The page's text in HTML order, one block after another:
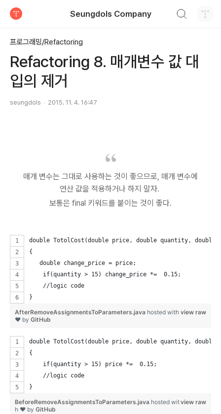
Seungdols Company
프로그래밍/Refactoring
Refactoring 8. 매개변수 값 대
입의 제거
seungdols 2015. 11. 4. 16:47
매개 변수는 그대로 사용하는 것이 좋으므로, 매개 변수에
연산 값을 적용하거나 하지 말자.
보통은 final 키워드를 붙이는 것이 좋다.
double TotolCost(double price, double quantity, double
{
   double change_price = price;
    if(quantity > 15) change_price *=  0.15;
    //logic code
}
view raw
AfterRemoveAssignmentsToParameters.java hosted with
❤ by GitHub
double TotolCost(double price, double quantity, double
{
    if(quantity > 15) price *=  0.15;
    //logic code
}
view raw
BeforeRemoveAssignmentsToParameters.java hosted wit
h ❤ by GitHub